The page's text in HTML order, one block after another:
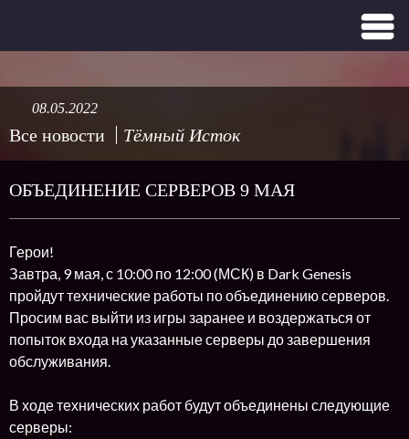
Все новости Тёмный Исток
08.05.2022
ОБЪЕДИНЕНИЕ СЕРВЕРОВ 9 МАЯ
Герои!
Завтра, 9 мая, с 10:00 по 12:00 (МСК) в Dark Genesis
пройдут технические работы по объединению серверов.
Просим вас выйти из игры заранее и воздержаться от
попыток входа на указанные серверы до завершения
обслуживания.
В ходе технических работ будут объединены следующие
серверы: